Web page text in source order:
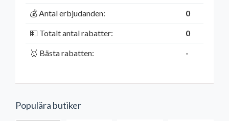
💰 Antal erbjudanden: 0
💵 Totalt antal rabatter: 0
🥇 Bästa rabatten: -
Populära butiker